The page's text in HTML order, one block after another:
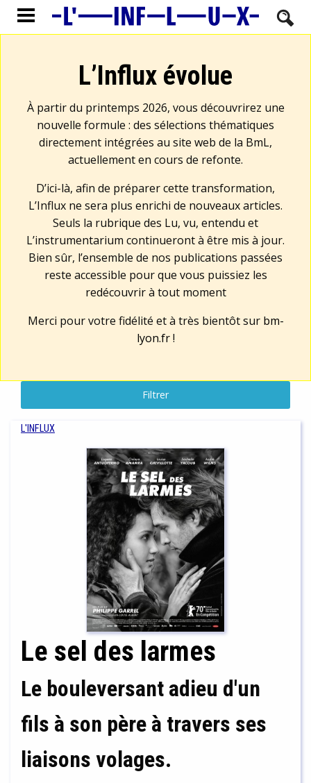
L’Influx évolue
À partir du printemps 2026, vous découvrirez une
nouvelle formule : des sélections thématiques
directement intégrées au site web de la BmL,
actuellement en cours de refonte.
D’ici-là, afin de préparer cette transformation,
L’Influx ne sera plus enrichi de nouveaux articles.
Seuls la rubrique des Lu, vu, entendu et
L’instrumentarium continueront à être mis à jour.
Bien sûr, l’ensemble de nos publications passées
reste accessible pour que vous puissiez les
redécouvrir à tout moment
Merci pour votre fidélité et à très bientôt sur bm-
lyon.fr!
Filtrer
L'INFLUX
Le sel des larmes
Le bouleversant adieu d'un
fils à son père à travers ses
liaisons volages.